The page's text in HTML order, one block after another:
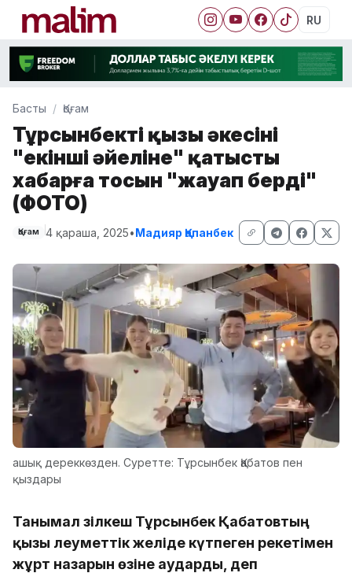
RU
Басты Қоғам
Тұрсынбектің қызы әкесінің
"екінші әйеліне" қатысты
хабарға тосын "жауап берді"
(ФОТО)
Қоғам 4 қараша, 2025•Мадияр Қапанбек
ашық дереккөзден. Суретте: Тұрсынбек Қабатов пен
қыздары
Танымал әзілкеш Тұрсынбек Қабатовтың
қызы әлеуметтік желіде күтпеген әрекетімен
жұрт назарын өзіне аударды, деп